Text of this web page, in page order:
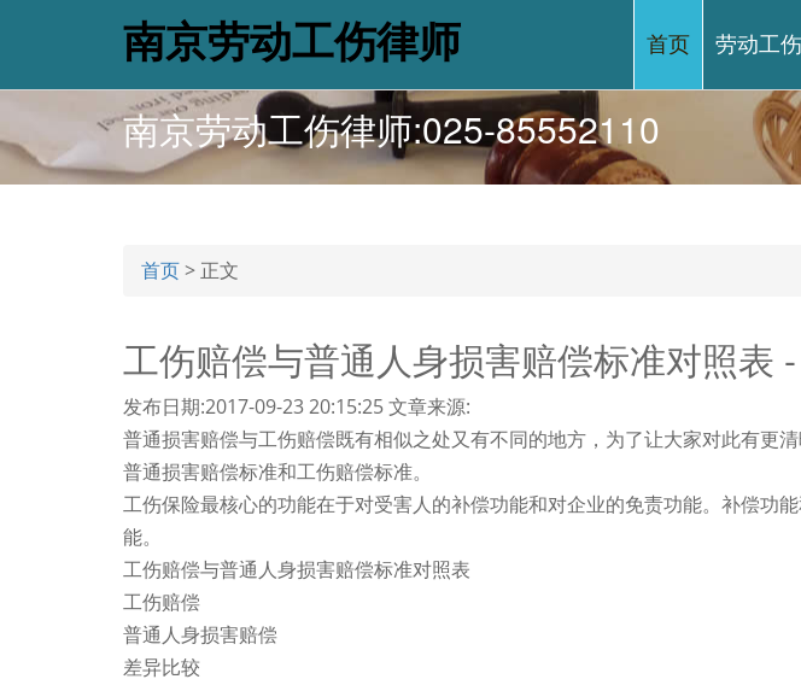
南京劳动工伤律师 首页 劳动工伤
南京劳动工伤律师:025-85552110
首页> 正文
工伤赔偿与普通人身损害赔偿标准对照表
发布日期:2017-09-23 20:15:25文章来源:
普通损害赔偿与工伤赔偿既有相似之处又有不同的地方，为了让大家对此有更
普通损害赔偿标准和工伤赔偿标准。
工伤保险最核心的功能在于对受害人的补偿功能和对企业的免责功能。补偿功
能。
工伤赔偿与普通人身损害赔偿标准对照表
工伤赔偿
普通人身损害赔偿
差异比较